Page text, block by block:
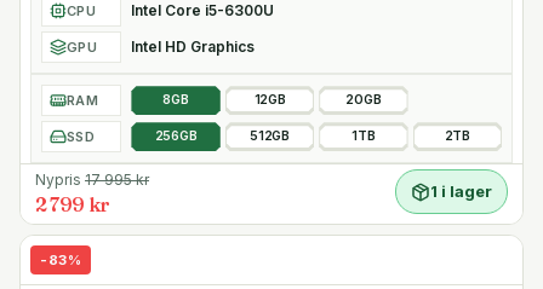
CPU Intel Core i5-6300U
GPU Intel HD Graphics
RAM 8GB 12GB 20GB
SSD 256GB 512GB 1TB 2TB
Nypris 17 995kr
2 799 kr
1 i lager
- 83%